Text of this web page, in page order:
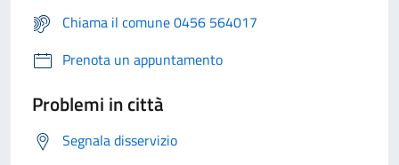
Chiama il comune 0456 564017
Prenota un appuntamento
Problemi in città
Segnala disservizio